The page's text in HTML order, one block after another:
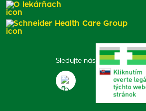
Sledujte nás
O lekárňach
Schneider Health Care Group